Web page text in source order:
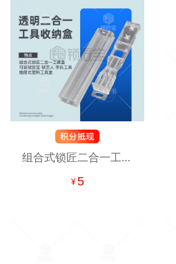
组合式锁匠二合一工具
盒 可装李氏工具 抽屉式
¥5